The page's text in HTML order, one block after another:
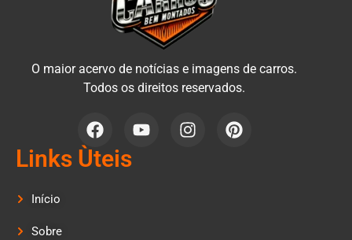
O maior acervo de notícias e imagens de carros.
Todos os direitos reservados.
Links Ùteis
Início
Sobre